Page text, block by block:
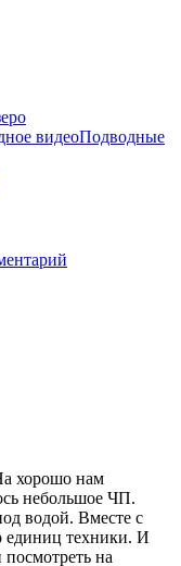
видеоПодводные
хорошо нам
небольшое ЧП.
водой. Вместе с
единиц техники. И
на